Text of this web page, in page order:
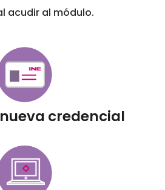
acudir al módulo.
credencial